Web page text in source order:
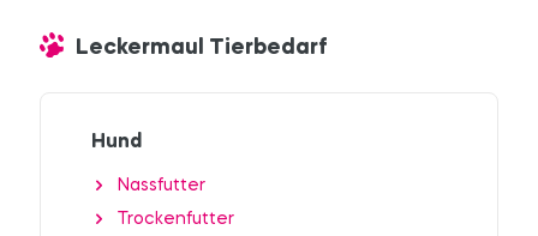
Leckermaul Tierbedarf
Hund
Nassfutter
Trockenfutter